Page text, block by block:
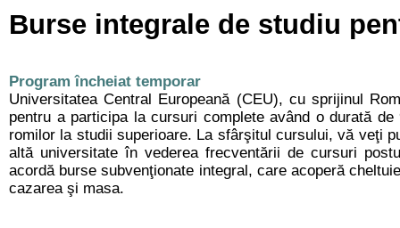
Burse integrale de studiu
Program încheiat temporar
Universitatea Central Europeană (CEU), cu sprijinul
pentru a participa la cursuri complete având o durată
romilor la studii superioare. La sfârşitul cursului, vă veţi
altă universitate în vederea frecventării de cursuri
acordă burse subvenţionate integral, care acoperă
cazarea şi masa.